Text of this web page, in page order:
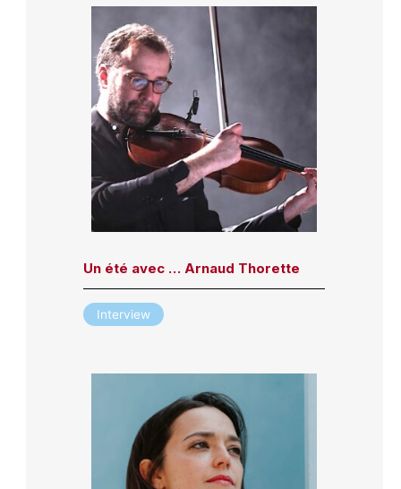
Un été avec … Arnaud Thorette
Interview